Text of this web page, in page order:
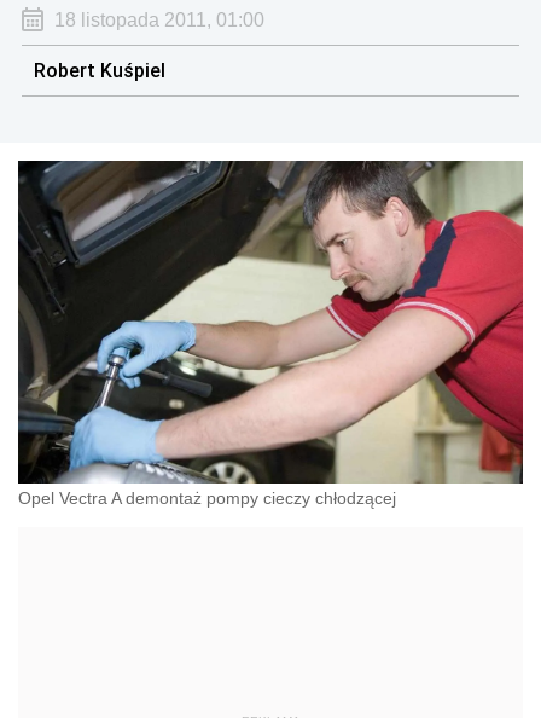
18 listopada 2011, 01:00
Robert Kuśpiel
Opel Vectra A demontaż pompy cieczy chłodzącej